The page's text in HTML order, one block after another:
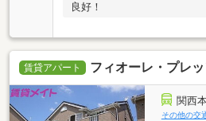
良好！
賃貸アパート フィオーレ・プレ
関西
その他の交